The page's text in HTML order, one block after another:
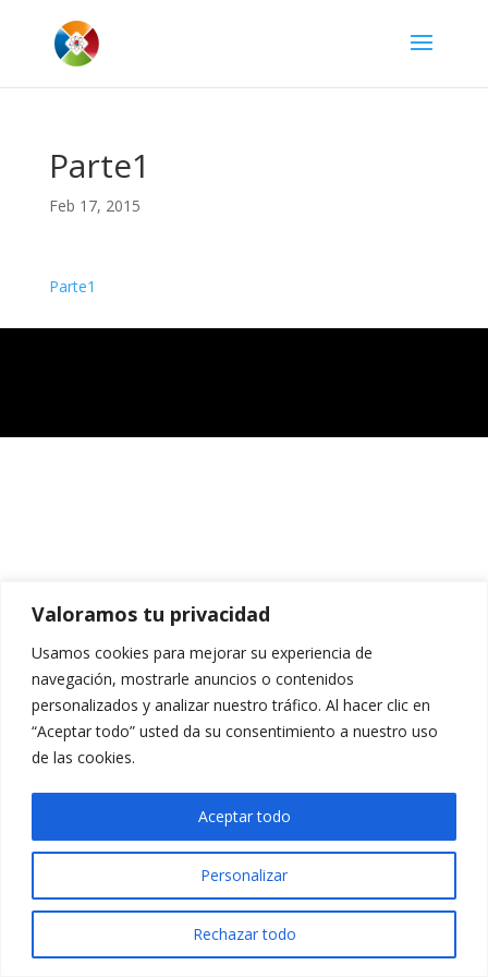
Valoramos tu privacidad
Usamos cookies para mejorar su experiencia de
navegación, mostrarle anuncios o contenidos
personalizados y analizar nuestro tráfico. Al hacer clic en
“Aceptar todo” usted da su consentimiento a nuestro uso
de las cookies.
Personalizar
Rechazar todo
Aceptar todo
Parte1
Feb 17, 2015
Parte1